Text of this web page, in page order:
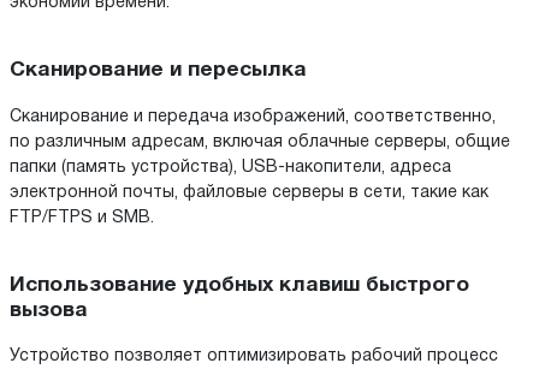
экономии времени.
Сканирование и пересылка
Сканирование и передача изображений, соответственно,
по различным адресам, включая облачные серверы, общие
папки (память устройства), USB-накопители, адреса
электронной почты, файловые серверы в сети, такие как
FTP/FTPS и SMB.
Использование удобных клавиш быстрого
вызова
Устройство позволяет оптимизировать рабочий процесс